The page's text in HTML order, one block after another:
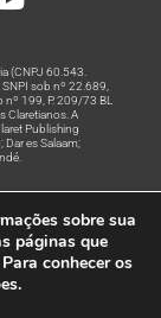
(CNPJ 60.543.
sob nº 22.689,
nº 199, P. 209/73 BL
Claretianos. A
Publishing
Dar es Salaam;
sobre sua
páginas que
conhecer os